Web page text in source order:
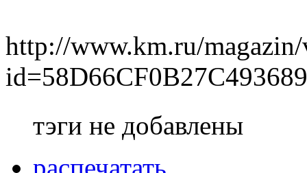
http://www.km.ru/magazin/
тэги не добавлены